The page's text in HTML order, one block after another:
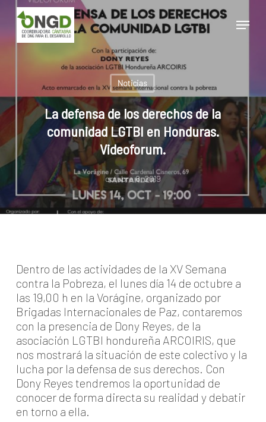
Skip
main
Menu
Noticias
La defensa de los derechos de la
comunidad LGTBI en Honduras.
Videoforum.
octubre 8, 2019
Dentro de las actividades de la XV Semana
contra la Pobreza, el lunes día 14 de octubre a
las 19,00 h en la Vorágine, organizado por
Brigadas Internacionales de Paz, contaremos
con la presencia de Dony Reyes, de la
asociación LGTBI hondureña ARCOIRIS, que
nos mostrará la situación de este colectivo y la
lucha por la defensa de sus derechos. Con
Dony Reyes tendremos la oportunidad de
conocer de forma directa su realidad y debatir
en torno a ella.